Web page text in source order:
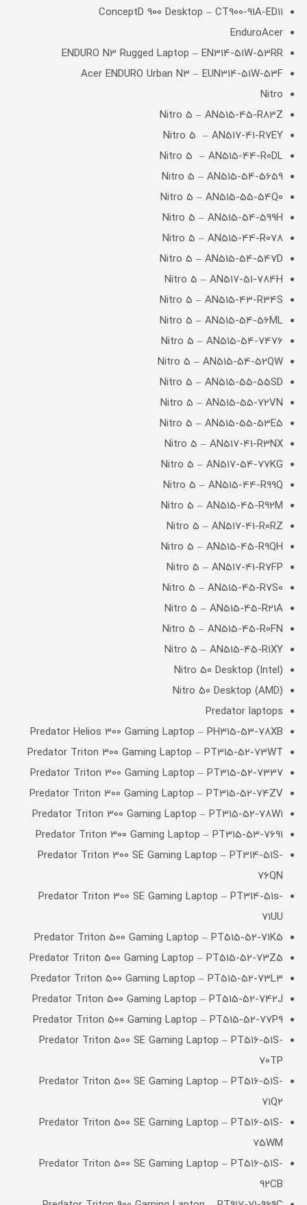
ConceptD 900 Desktop – CT900-91A-ED11
EnduroAcer
ENDURO N3 Rugged Laptop – EN314-51W-53RR
Acer ENDURO Urban N3 – EUN314-51W-53F
Nitro
Nitro 5 – AN515-45-R83Z
Nitro 5 – AN517-41-R7EY
Nitro 5 – AN515-44-R0DL
Nitro 5 – AN515-54-5659
Nitro 5 – AN515-55-54Q0
Nitro 5 – AN515-54-599H
Nitro 5 – AN515-44-R078
Nitro 5 – AN515-54-547D
Nitro 5 – AN517-51-784H
Nitro 5 – AN515-43-R34S
Nitro 5 – AN515-54-56ML
Nitro 5 – AN515-54-7476
Nitro 5 – AN515-54-52QW
Nitro 5 – AN515-55-55SD
Nitro 5 – AN515-55-72VN
Nitro 5 – AN515-55-53E5
Nitro 5 – AN517-41-R3NX
Nitro 5 – AN517-54-77KG
Nitro 5 – AN515-44-R99Q
Nitro 5 – AN515-45-R92M
Nitro 5 – AN517-41-R0RZ
Nitro 5 – AN515-45-R9QH
Nitro 5 – AN517-41-R7FP
Nitro 5 – AN515-45-R7S0
Nitro 5 – AN515-45-R21A
Nitro 5 – AN515-45-R0FN
Nitro 5 – AN515-45-R1XY
Nitro 50 Desktop (Intel)
Nitro 50 Desktop (AMD)
Predator laptops
Predator Helios 300 Gaming Laptop – PH315-53-78XB
Predator Triton 300 Gaming Laptop – PT315-52-73WT
Predator Triton 300 Gaming Laptop – PT315-52-7337
Predator Triton 300 Gaming Laptop – PT315-52-74ZV
Predator Triton 300 Gaming Laptop – PT315-52-78W1
Predator Triton 300 Gaming Laptop – PT315-53-7691
Predator Triton 300 SE Gaming Laptop – PT314-51S-
76QN
Predator Triton 300 SE Gaming Laptop – PT314-51s-
71UU
Predator Triton 500 Gaming Laptop – PT515-52-71K5
Predator Triton 500 Gaming Laptop – PT515-52-73Z5
Predator Triton 500 Gaming Laptop – PT515-52-73L3
Predator Triton 500 Gaming Laptop – PT515-52-742J
Predator Triton 500 Gaming Laptop – PT515-52-77P9
Predator Triton 500 SE Gaming Laptop – PT516-51S-
70TP
Predator Triton 500 SE Gaming Laptop – PT516-51S-
71Q2
Predator Triton 500 SE Gaming Laptop – PT516-51S-
75WM
Predator Triton 500 SE Gaming Laptop – PT516-51S-
92CB